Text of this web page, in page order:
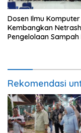
Dosen Ilmu Komputer
Kembangkan
Pengelolaan Sampah
Rekomendasi